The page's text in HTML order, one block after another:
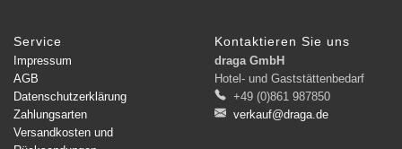
Service
Impressum
AGB
Datenschutzerklärung
Zahlungsarten
Versandkosten und
Kontaktieren Sie uns
draga GmbH
Hotel- und Gaststättenbedarf
+49 (0)861 987850
verkauf@draga.de